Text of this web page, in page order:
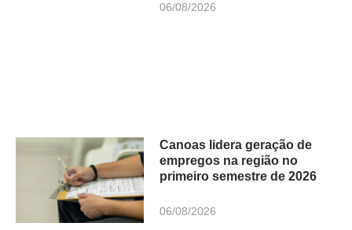
06/08/2026
Canoas lidera geração de
empregos na região no
primeiro semestre de 2026
06/08/2026